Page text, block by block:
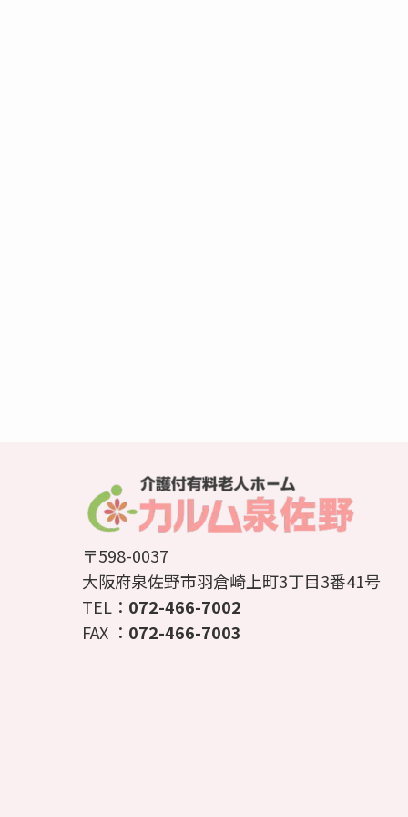
〒598-0037
大阪府泉佐野市羽倉崎上町3丁目3番41号
TEL： 072-466-7002
FAX ： 072-466-7003